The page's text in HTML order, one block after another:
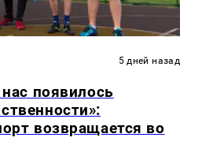
5 дней назад
появилось
возвращается во